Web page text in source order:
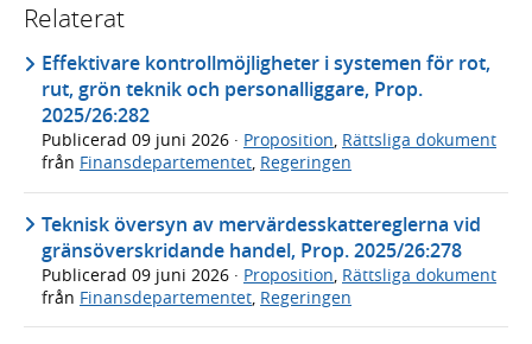
Relaterat
Effektivare kontrollmöjligheter i systemen för rot,
rut, grön teknik och personalliggare, Prop.
2025/26:282
Publicerad 09 juni 2026 · Proposition, Rättsliga dokument
från Finansdepartementet, Regeringen
Teknisk översyn av mervärdesskattereglerna vid
gränsöverskridande handel, Prop. 2025/26:278
Publicerad 09 juni 2026 · Proposition, Rättsliga dokument
från Finansdepartementet, Regeringen